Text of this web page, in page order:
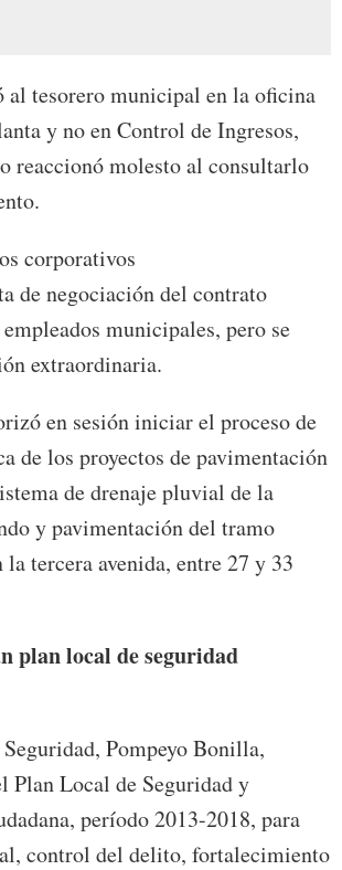
al tesorero municipal en la oficina
y no en Control de Ingresos,
reaccionó molesto al consultarlo
corporativos
de negociación del contrato
municipales, pero se
extraordinaria.
en sesión iniciar el proceso de
de los proyectos de pavimentación
de drenaje pluvial de la
y pavimentación del tramo
tercera avenida, entre 27 y 33
plan local de seguridad
Pompeyo Bonilla,
Plan Local de Seguridad y
período 2013-2018, para
control del delito, fortalecimiento